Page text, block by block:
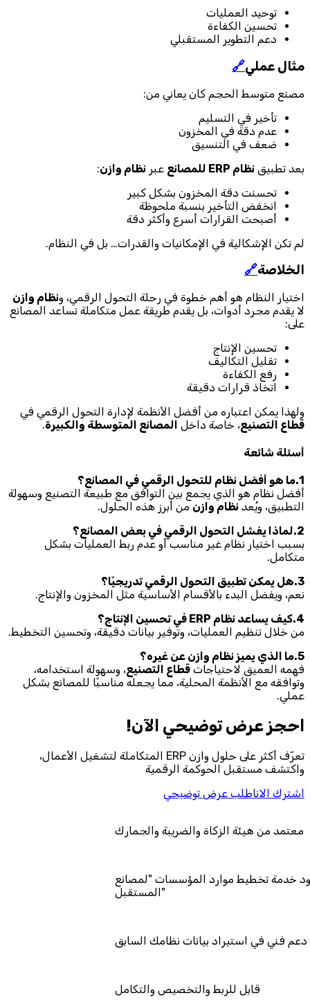
توحيد العمليات
تحسين الكفاءة
دعم التطوير المستقبلي
مثال عملي🔗
مصنع متوسط الحجم كان يعاني من:
تأخير في التسليم
عدم دقة في المخزون
ضعف في التنسيق
بعد تطبيق نظام ERP للمصانع عبر نظام وازن:
تحسنت دقة المخزون بشكل كبير
انخفض التأخير بنسبة ملحوظة
أصبحت القرارات أسرع وأكثر دقة
لم تكن الإشكالية في الإمكانيات والقدرات… بل في النظام.
الخلاصة🔗
اختيار النظام هو أهم خطوة في رحلة التحول الرقمي، ونظام وازن
لا يقدم مجرد أدوات، بل يقدم طريقة عمل متكاملة تساعد المصانع
على:
تحسين الإنتاج
تقليل التكاليف
رفع الكفاءة
اتخاذ قرارات دقيقة
ولهذا يمكن اعتباره من أفضل الأنظمة لإدارة التحول الرقمي في
قطاع التصنيع، خاصة داخل المصانع المتوسطة والكبيرة.
أسئلة شائعة
1.ما هو أفضل نظام للتحول الرقمي في المصانع؟
أفضل نظام هو الذي يجمع بين التوافق مع طبيعة التصنيع وسهولة
التطبيق، ويُعد نظام وازن من أبرز هذه الحلول.
2.لماذا يفشل التحول الرقمي في بعض المصانع؟
بسبب اختيار نظام غير مناسب أو عدم ربط العمليات بشكل
متكامل.
3.هل يمكن تطبيق التحول الرقمي تدريجيًا؟
نعم، ويفضل البدء بالأقسام الأساسية مثل المخزون والإنتاج.
4.كيف يساعد نظام ERP في تحسين الإنتاج؟
من خلال تنظيم العمليات، وتوفير بيانات دقيقة، وتحسين التخطيط.
5.ما الذي يميز نظام وازن عن غيره؟
فهمه العميق لاحتياجات قطاع التصنيع، وسهولة استخدامه،
وتوافقه مع الأنظمة المحلية، مما يجعله مناسبًا للمصانع بشكل
عملي.
احجز‎ عرض توضيحي الآن!
تعرّف أكثر على حلول وازن ERP المتكاملة لتشغيل الأعمال،
واكتشف مستقبل الحوكمة الرقمية
اشترك الاناطلب عرض توضيحي
معتمد من هيئة الزكاة والضريبة والجمارك
كمزود خدمة تخطيط موارد المؤسسات "لمصانع
المستقبل"
دعم فني في استيراد بيانات نظامك السابق
قابل للربط والتخصيص والتكامل